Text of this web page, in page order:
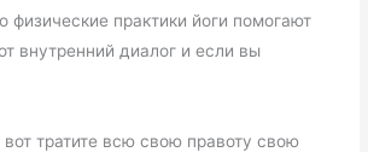
физические практики йоги помогают
внутренний диалог и если вы
тратите всю свою правоту свою